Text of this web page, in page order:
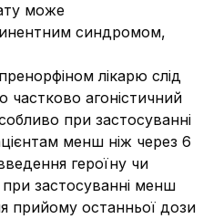
може
синдромом,
лікарю слід
частково агоністичний
при застосуванні
менш ніж через 6
героїну чи
при застосуванні менш
прийому останньої дози